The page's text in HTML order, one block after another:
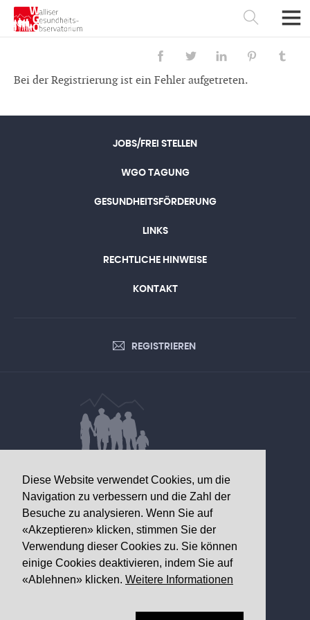
Diese Website verwendet Cookies, um die
Navigation zu verbessern und die Zahl der
Besuche zu analysieren. Wenn Sie auf
«Akzeptieren» klicken, stimmen Sie der
Verwendung dieser Cookies zu. Sie können
einige Cookies deaktivieren, indem Sie auf
«Ablehnen» klicken. Weitere Informationen
Bei der Registrierung ist ein Fehler aufgetreten.
JOBS/FREI STELLEN
WGO TAGUNG
GESUNDHEITSFÖRDERUNG
LINKS
RECHTLICHE HINWEISE
KONTAKT
REGISTRIEREN
INTERESSE
Walliser Gesundheitsobservatorium
Av. Grand-Champsec 64
1950 Sitten
Telefon+41 27 603 49 61